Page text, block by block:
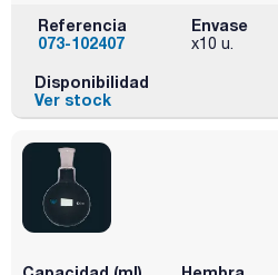
Referencia
073-102407
Envase
x10 u.
Disponibilidad
Ver stock